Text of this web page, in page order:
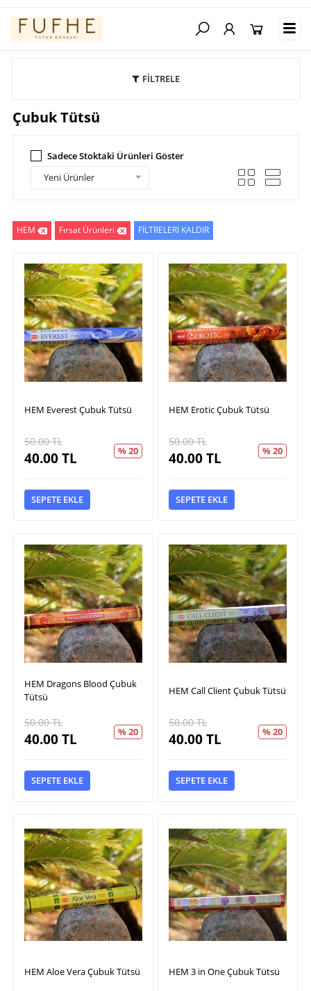
FİLTRELE
Çubuk Tütsü
Sadece Stoktaki Ürünleri Göster
Yeni Ürünler
HEM Fırsat Ürünleri FİLTRELERİ KALDIR
HEM Everest Çubuk Tütsü
50.00TL
40.00TL % 20
SEPETE EKLE
HEM Erotic Çubuk Tütsü
50.00TL
40.00TL % 20
SEPETE EKLE
HEM Dragons Blood Çubuk
Tütsü
50.00TL
40.00TL % 20
SEPETE EKLE
HEM Call Client Çubuk Tütsü
50.00TL
40.00TL % 20
SEPETE EKLE
HEM Aloe Vera Çubuk Tütsü HEM 3 in One Çubuk Tütsü